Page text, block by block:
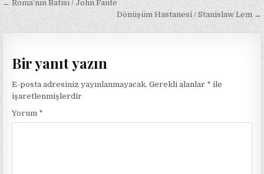
Yazı
gezinmesi
← Roma’nın Batısı / John Fante
Dönüşüm Hastanesi / Stanislaw Lem →
Bir yanıt yazın
E-posta adresiniz yayınlanmayacak. Gerekli alanlar * ile
işaretlenmişlerdir
Yorum *